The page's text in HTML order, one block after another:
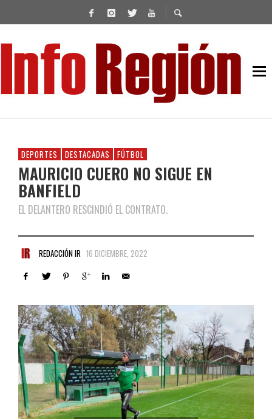
DEPORTES DESTACADAS FÚTBOL
MAURICIO CUERO NO SIGUE EN
BANFIELD
EL DELANTERO RESCINDIÓ EL CONTRATO.
REDACCIÓN IR 16 DICIEMBRE, 2022